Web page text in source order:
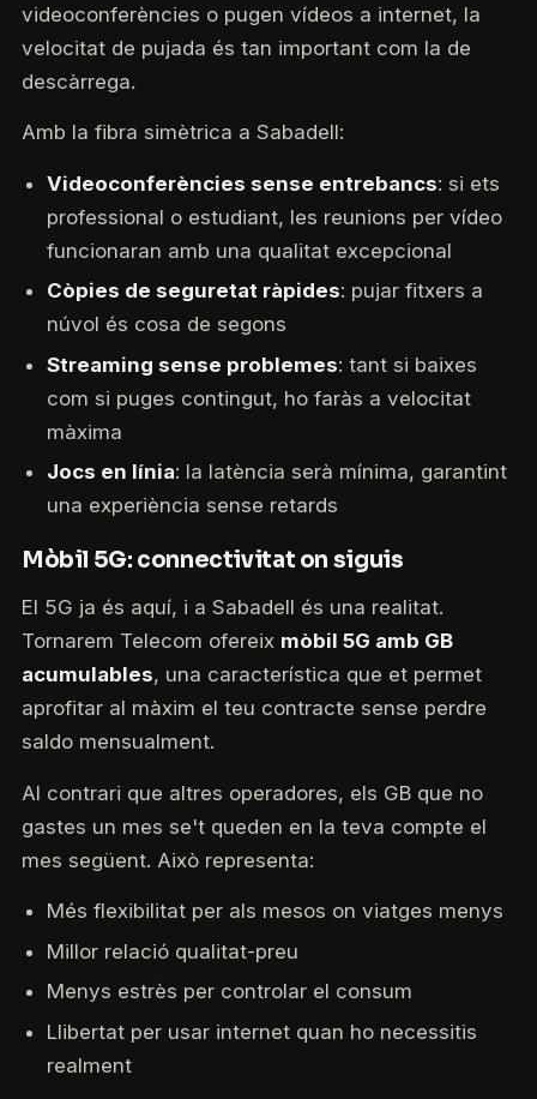
videoconferències o pugen vídeos a internet, la
velocitat de pujada és tan important com la de
descàrrega.
Amb la fibra simètrica a Sabadell:
Videoconferències sense entrebancs: si ets
professional o estudiant, les reunions per vídeo
funcionaran amb una qualitat excepcional
Còpies de seguretat ràpides: pujar fitxers a
núvol és cosa de segons
Streaming sense problemes: tant si baixes
com si puges contingut, ho faràs a velocitat
màxima
Jocs en línia: la latència serà mínima, garantint
una experiència sense retards
Mòbil 5G: connectivitat on siguis
El 5G ja és aquí, i a Sabadell és una realitat.
Tornarem Telecom ofereix mòbil 5G amb GB
acumulables, una característica que et permet
aprofitar al màxim el teu contracte sense perdre
saldo mensualment.
Al contrari que altres operadores, els GB que no
gastes un mes se't queden en la teva compte el
mes següent. Això representa:
Més flexibilitat per als mesos on viatges menys
Millor relació qualitat-preu
Menys estrès per controlar el consum
Llibertat per usar internet quan ho necessitis
realment